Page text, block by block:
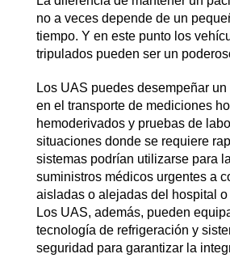
no a veces depende de un
tiempo. Y en este punto los
tripulados pueden ser un
Los UAS puedes desempeñar
en el transporte de mediciones
hemoderivados y pruebas de
situaciones donde se requiere
sistemas podrían utilizarse para
suministros médicos urgentes a
aisladas o alejadas del hospital
Los UAS, además, pueden
tecnología de refrigeración y
seguridad para garantizar la